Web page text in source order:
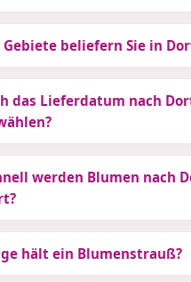
Gebiete beliefern Sie in
das Lieferdatum nach
werden Blumen nach
hält ein Blumenstrauß?